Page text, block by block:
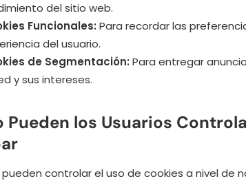
del sitio web.
Funcionales: Para recordar las
del usuario.
de Segmentación: Para entregar
y sus intereses.
Pueden los Usuarios
pueden controlar el uso de cookies a nivel de